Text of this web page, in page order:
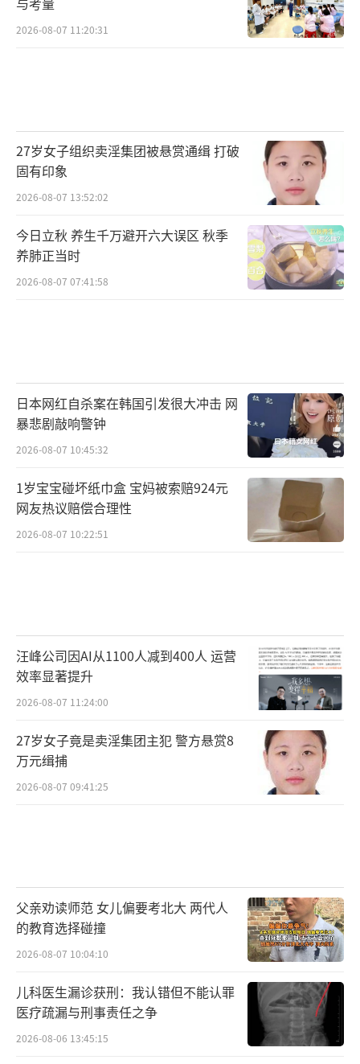
2026-08-07 11:20:31
27岁女子组织卖淫集团被悬赏通缉 打破
固有印象
2026-08-07 13:52:02
今日立秋 养生千万避开六大误区 秋季
养肺正当时
2026-08-07 07:41:58
日本网红自杀案在韩国引发很大冲击 网
暴悲剧敲响警钟
2026-08-07 10:45:32
1岁宝宝碰坏纸巾盒 宝妈被索赔924元
网友热议赔偿合理性
2026-08-07 10:22:51
汪峰公司因AI从1100人减到400人 运营
效率显著提升
2026-08-07 11:24:00
27岁女子竟是卖淫集团主犯 警方悬赏8
万元缉捕
2026-08-07 09:41:25
父亲劝读师范 女儿偏要考北大 两代人
的教育选择碰撞
2026-08-07 10:04:10
儿科医生漏诊获刑：我认错但不能认罪
医疗疏漏与刑事责任之争
2026-08-06 13:45:15